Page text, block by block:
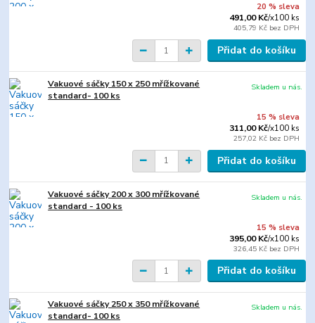
20 % sleva
491,00 Kč/x100 ks
405,79 Kč bez DPH
Přidat do košíku
Vakuové sáčky 150 x 250 mřížkované
standard- 100 ks
15 % sleva
311,00 Kč/x100 ks
257,02 Kč bez DPH
Skladem u nás.
Přidat do košíku
Vakuové sáčky 200 x 300 mřížkované
standard - 100 ks
15 % sleva
395,00 Kč/x100 ks
326,45 Kč bez DPH
Skladem u nás.
Přidat do košíku
Vakuové sáčky 250 x 350 mřížkované
standard- 100 ks
Skladem u nás.